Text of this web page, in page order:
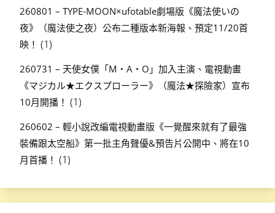
260801 – TYPE-MOON×ufotable劇場版《魔法使いの
夜》（魔法使之夜）公布二種版本新海報、預定11/20首
映！ (1)
260731 – 天使女僕「M・A・O」加入主演、電視動畫
《マジカル★エクスプローラー》（魔法★探險家）宣布
10月開播！ (1)
260602 – 輕小說改編電視動畫版《一覺醒來就有了最強
裝備跟太空船》第一批主角聲優&預告片公開中、將在10
月首播！ (1)